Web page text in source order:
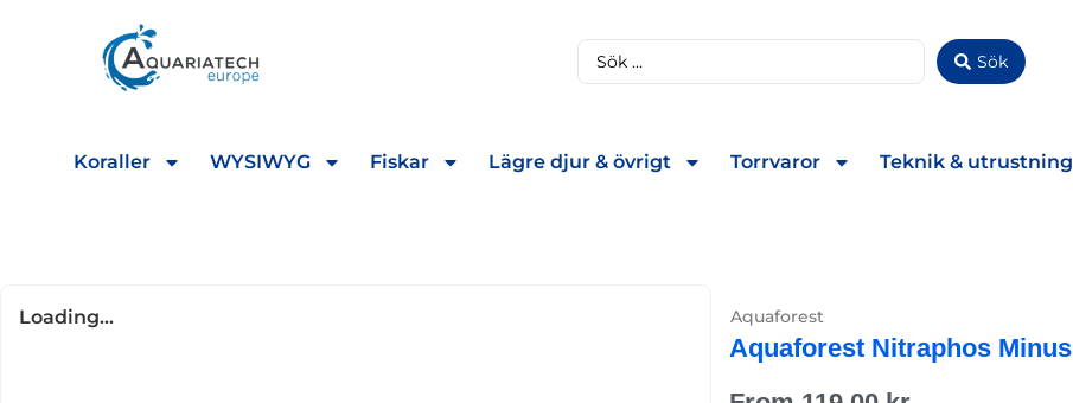
Sök
Koraller WYSIWYG Fiskar Lägre djur & övrigt Torrvaror Teknik & utrustning
Loading... Aquaforest
Aquaforest Nitraphos Minus